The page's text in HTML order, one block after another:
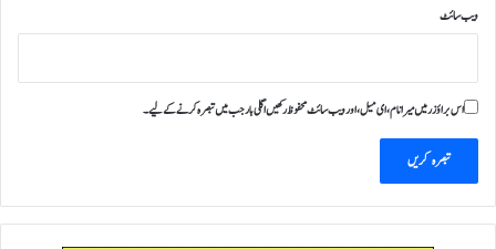
ویب‌ سائٹ
اس براؤزر میں میرا نام، ای میل، اور ویب سائٹ محفوظ رکھیں اگلی بار جب میں تبصرہ کرنے کےلیے۔